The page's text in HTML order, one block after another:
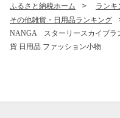
ふるさと納税ホーム ランキ
その他雑貨・日用品ランキング
NANGA スターリースカイブラ
貨 日用品 ファッション小物